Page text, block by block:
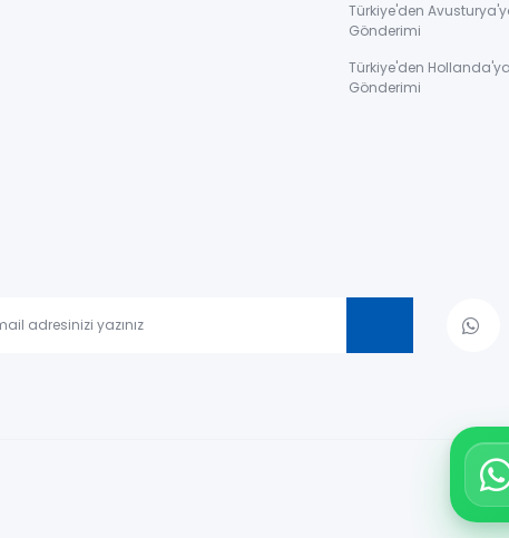
Türkiye'den
Gönderimi
Türkiye'den
Gönderimi